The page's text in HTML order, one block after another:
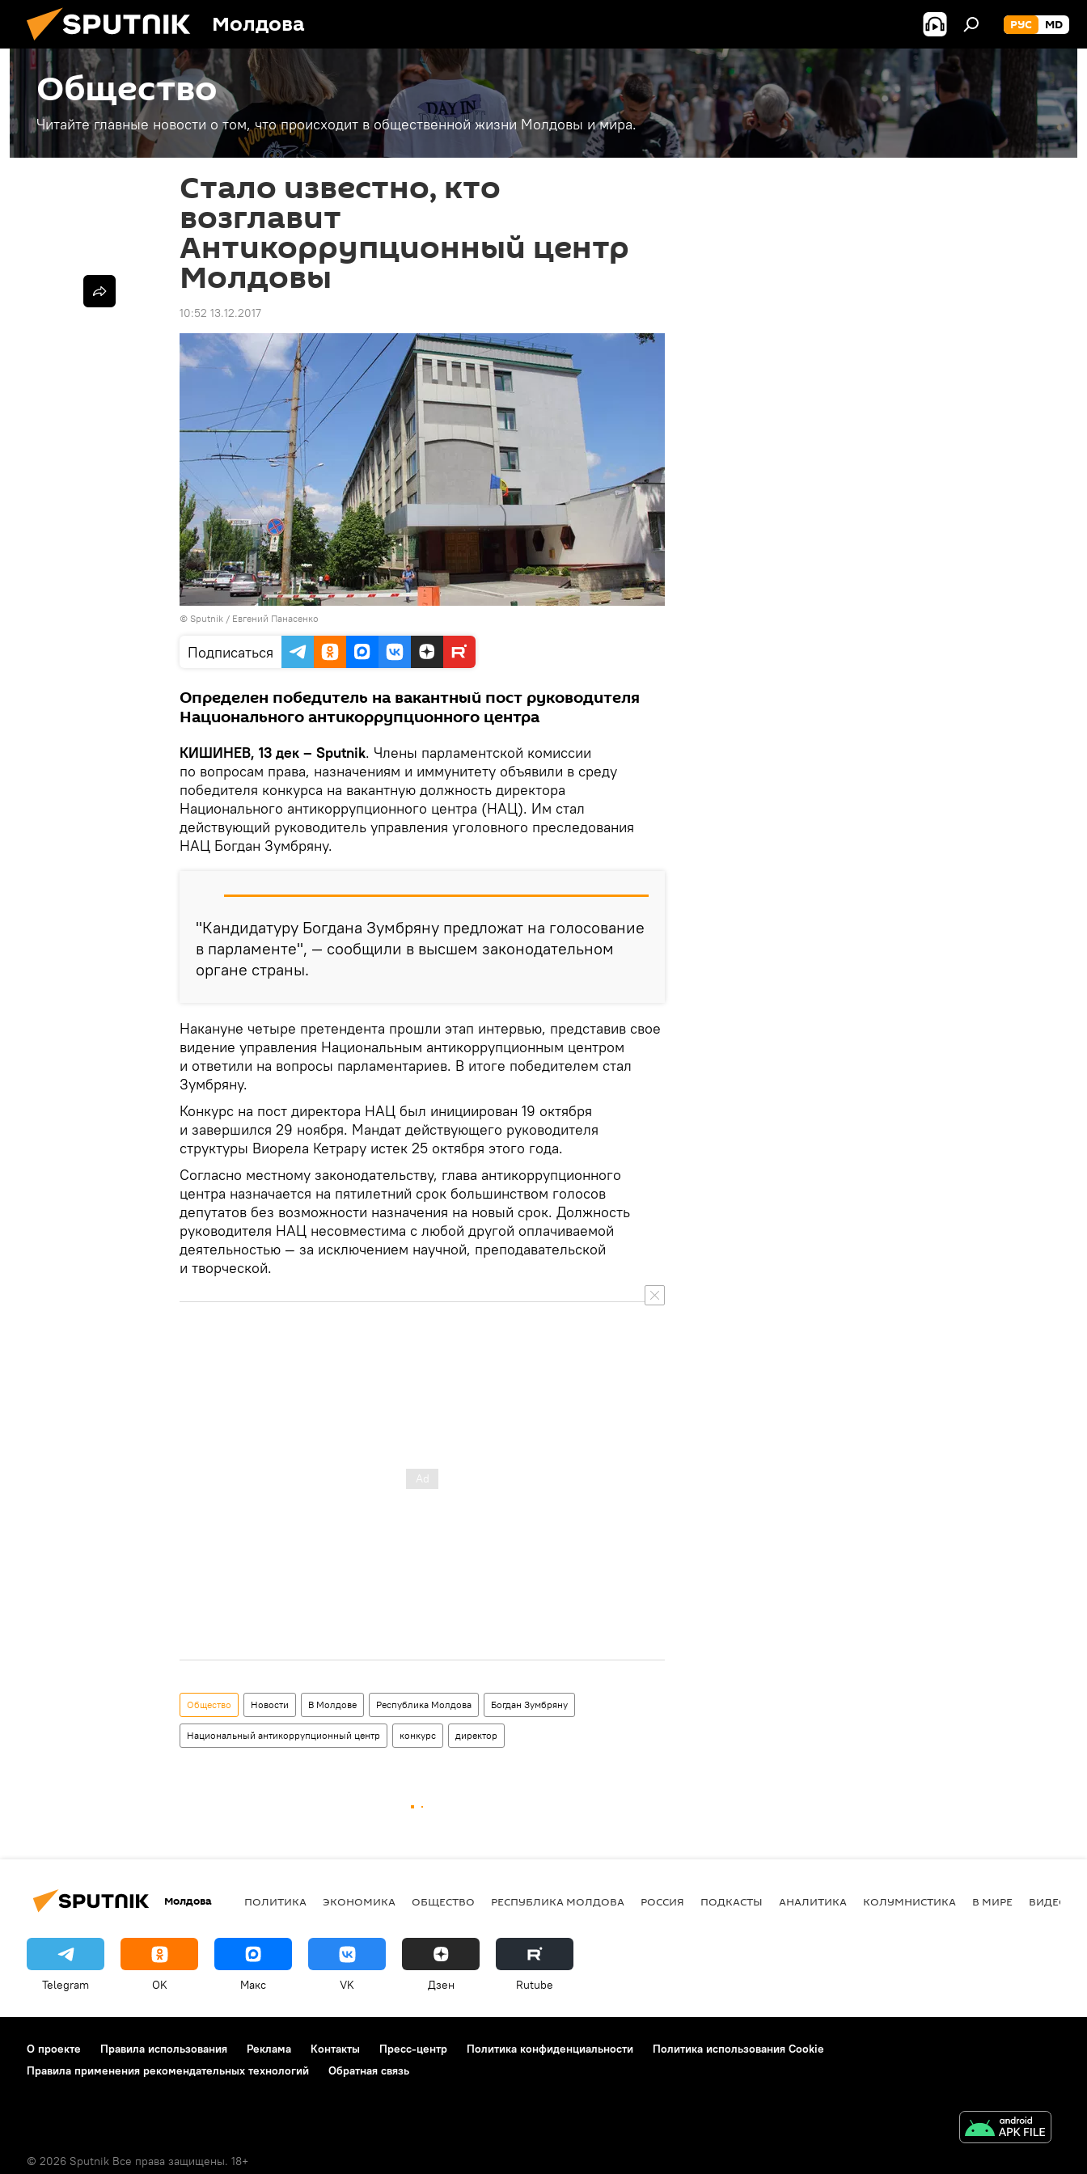
Молдова РУС MD
Общество
Читайте главные новости о том, что происходит в общественной жизни Молдовы и мира.
Стало известно, кто
возглавит
Антикоррупционный центр
Молдовы
10:52 13.12.2017
© Sputnik / Евгений Панасенко
Подписаться
Определен победитель на вакантный пост руководителя
Национального антикоррупционного центра
КИШИНЕВ, 13 дек – Sputnik. Члены парламентской комиссии
по вопросам права, назначениям и иммунитету объявили в среду
победителя конкурса на вакантную должность директора
Национального антикоррупционного центра (НАЦ). Им стал
действующий руководитель управления уголовного преследования
НАЦ Богдан Зумбряну.
"Кандидатуру Богдана Зумбряну предложат на голосование
в парламенте", — сообщили в высшем законодательном
органе страны.
Накануне четыре претендента прошли этап интервью, представив свое
видение управления Национальным антикоррупционным центром
и ответили на вопросы парламентариев. В итоге победителем стал
Зумбряну.
Конкурс на пост директора НАЦ был инициирован 19 октября
и завершился 29 ноября. Мандат действующего руководителя
структуры Виорела Кетрару истек 25 октября этого года.
Согласно местному законодательству, глава антикоррупционного
центра назначается на пятилетний срок большинством голосов
депутатов без возможности назначения на новый срок. Должность
руководителя НАЦ несовместима с любой другой оплачиваемой
деятельностью — за исключением научной, преподавательской
и творческой.
Общество Новости В Молдове Республика Молдова Богдан Зумбряну
Национальный антикоррупционный центр конкурс директор
Молдова ПОЛИТИКА ЭКОНОМИКА ОБЩЕСТВО РЕСПУБЛИКА МОЛДОВА РОССИЯ ПОДКАСТЫ АНАЛИТИКА КОЛУМНИСТИКА В МИРЕ ВИДЕО
Telegram OK Макс VK Дзен Rutube
О проекте Правила использования Реклама Контакты Пресс-центр Политика конфиденциальности
Политика использования Cookie
Правила применения рекомендательных технологий
Обратная связь
© 2026 Sputnik Все права защищены. 18+